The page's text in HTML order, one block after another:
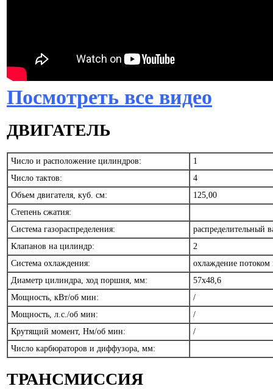
Посмотреть все видео
ДВИГАТЕЛЬ
Число и расположение цилиндров:
1
Число тактов:
4
Объем двигателя, куб. см:
125,00
Степень сжатия:
Система газораспределения:
распределительный
Клапанов на цилиндр:
2
Система охлаждения:
охлаждение
Диаметр цилиндра, ход поршня, мм:
57x48,6
Мощность, кВт/об мин:
/
Мощность, л.с./об мин:
/
Крутящий момент, Нм/об мин:
/
Число карбюраторов и диффузора, мм:
ТРАНСМИССИЯ